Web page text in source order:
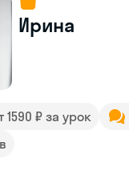
Ирина
1590 ₽ за урок